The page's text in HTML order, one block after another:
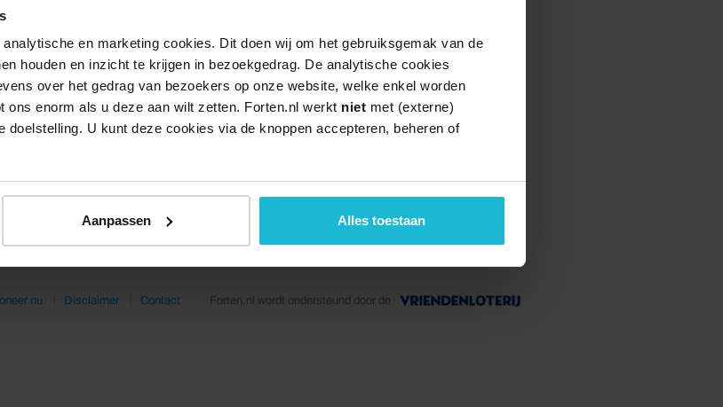
en marketing cookies. Dit doen wij om het gebruiksgemak van de
houden en inzicht te krijgen in bezoekgedrag. De analytische cookies
over het gedrag van bezoekers op onze website, welke enkel worden
ons enorm als u deze aan wilt zetten. Forten.nl werkt niet met (externe)
doelstelling. U kunt deze cookies via de knoppen accepteren, beheren of
Aanpassen Alles toestaan
nu Disclaimer Contact Forten.nl wordt ondersteund door de